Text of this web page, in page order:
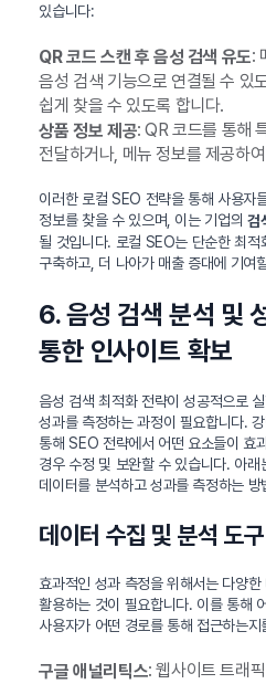
있습니다:
QR 코드 스캔 후 음성 검색 유도:
음성 검색 기능으로 연결될 수 있
쉽게 찾을 수 있도록 합니다.
상품 정보 제공: QR 코드를 통해
전달하거나, 메뉴 정보를 제공하
이러한 로컬 SEO 전략을 통해 사용자
정보를 찾을 수 있으며, 이는 기업의검
될 것입니다. 로컬 SEO는 단순한 최
구축하고, 더 나아가 매출 증대에 기여
6. 음성 검색 분석 및
통한 인사이트 확보
음성 검색 최적화 전략이 성공적으로
성과를 측정하는 과정이 필요합니다.
통해 SEO 전략에서 어떤 요소들이 효
경우 수정 및 보완할 수 있습니다. 아
데이터를 분석하고 성과를 측정하는 방
데이터 수집 및 분석 도
효과적인 성과 측정을 위해서는 다양
활용하는 것이 필요합니다. 이를 통해
사용자가 어떤 경로를 통해 접근하는
구글 애널리틱스: 웹사이트 트래